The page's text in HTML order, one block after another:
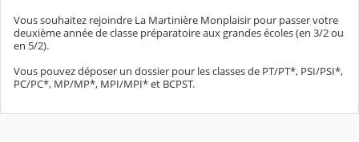
Vous souhaitez rejoindre La Martinière Monplaisir pour passer votre
deuxième année de classe préparatoire aux grandes écoles (en 3/2 ou
en 5/2).
Vous pouvez déposer un dossier pour les classes de PT/PT*, PSI/PSI*,
PC/PC*, MP/MP*, MPI/MPI* et BCPST.